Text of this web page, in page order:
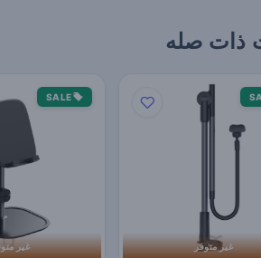
ذات صله
غير متوفر
SALE
غير